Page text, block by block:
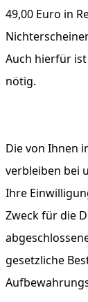
49,00 Euro in
Auch hierfür
nötig.
Die von Ihnen
verbleiben bei
Ihre
Zweck für die
gesetzliche